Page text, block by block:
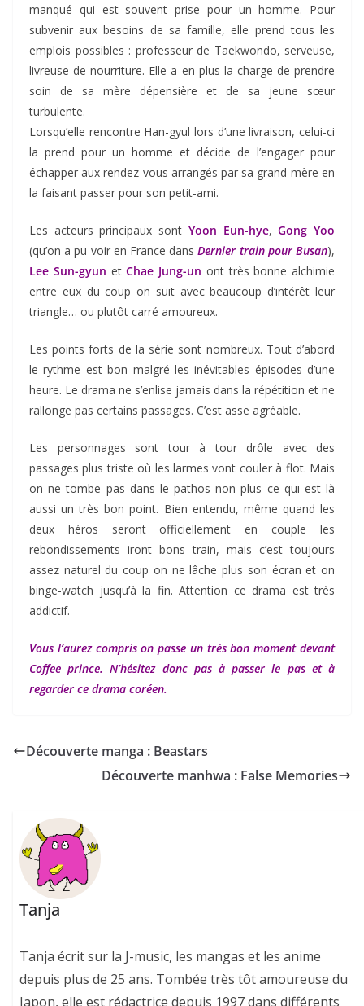
manqué qui est souvent prise pour un homme. Pour
subvenir aux besoins de sa famille, elle prend tous les
emplois possibles : professeur de Taekwondo, serveuse,
livreuse de nourriture. Elle a en plus la charge de prendre
soin de sa mère dépensière et de sa jeune sœur
turbulente.
Lorsqu’elle rencontre Han-gyul lors d’une livraison, celui-ci
la prend pour un homme et décide de l’engager pour
échapper aux rendez-vous arrangés par sa grand-mère en
la faisant passer pour son petit-ami.
Les acteurs principaux sont Yoon Eun-hye,Gong Yoo
(qu’on a pu voir en France dansDernier train pour Busan),
Lee Sun-gyun etChae Jung-un ont très bonne alchimie
entre eux du coup on suit avec beaucoup d’intérêt leur
triangle… ou plutôt carré amoureux.
Les points forts de la série sont nombreux. Tout d’abord
le rythme est bon malgré les inévitables épisodes d’une
heure. Le drama ne s’enlise jamais dans la répétition et ne
rallonge pas certains passages. C’est asse agréable.
Les personnages sont tour à tour drôle avec des
passages plus triste où les larmes vont couler à flot. Mais
on ne tombe pas dans le pathos non plus ce qui est là
aussi un très bon point. Bien entendu, même quand les
deux héros seront officiellement en couple les
rebondissements iront bons train, mais c’est toujours
assez naturel du coup on ne lâche plus son écran et on
binge-watch jusqu’à la fin. Attention ce drama est très
addictif.
Vous l’aurez compris on passe un très bon moment devant
Coffee prince. N’hésitez donc pas à passer le pas et à
regarder ce drama coréen.
Découverte manga : Beastars
Découverte manhwa : False Memories
Tanja
Tanja écrit sur la J-music, les mangas et les anime
depuis plus de 25 ans. Tombée très tôt amoureuse du
Japon, elle est rédactrice depuis 1997 dans différents